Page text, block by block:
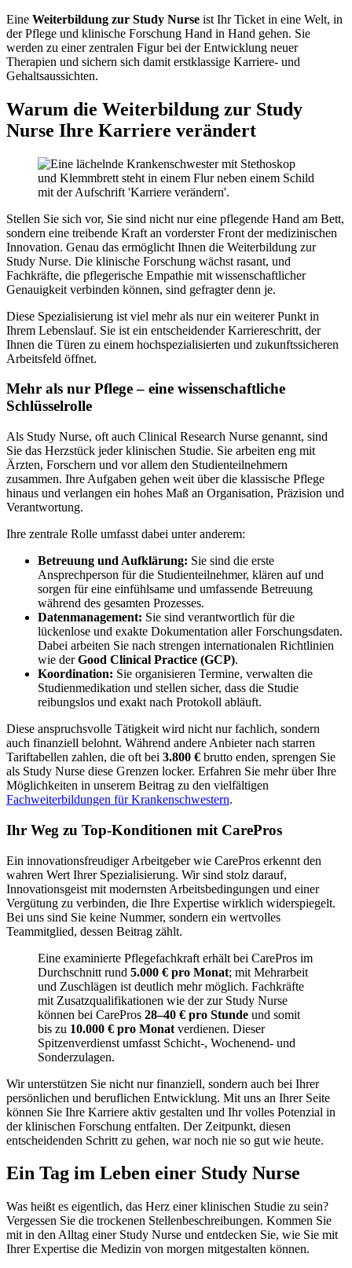
Eine Weiterbildung zur Study Nurse ist Ihr Ticket in eine Welt, in
der Pflege und klinische Forschung Hand in Hand gehen. Sie
werden zu einer zentralen Figur bei der Entwicklung neuer
Therapien und sichern sich damit erstklassige Karriere- und
Gehaltsaussichten.
Warum die Weiterbildung zur Study
Nurse Ihre Karriere verändert
Stellen Sie sich vor, Sie sind nicht nur eine pflegende Hand am Bett,
sondern eine treibende Kraft an vorderster Front der medizinischen
Innovation. Genau das ermöglicht Ihnen die Weiterbildung zur
Study Nurse. Die klinische Forschung wächst rasant, und
Fachkräfte, die pflegerische Empathie mit wissenschaftlicher
Genauigkeit verbinden können, sind gefragter denn je.
Diese Spezialisierung ist viel mehr als nur ein weiterer Punkt in
Ihrem Lebenslauf. Sie ist ein entscheidender Karriereschritt, der
Ihnen die Türen zu einem hochspezialisierten und zukunftssicheren
Arbeitsfeld öffnet.
Mehr als nur Pflege – eine wissenschaftliche
Schlüsselrolle
Als Study Nurse, oft auch Clinical Research Nurse genannt, sind
Sie das Herzstück jeder klinischen Studie. Sie arbeiten eng mit
Ärzten, Forschern und vor allem den Studienteilnehmern
zusammen. Ihre Aufgaben gehen weit über die klassische Pflege
hinaus und verlangen ein hohes Maß an Organisation, Präzision und
Verantwortung.
Ihre zentrale Rolle umfasst dabei unter anderem:
Betreuung und Aufklärung: Sie sind die erste
Ansprechperson für die Studienteilnehmer, klären auf und
sorgen für eine einfühlsame und umfassende Betreuung
während des gesamten Prozesses.
Datenmanagement: Sie sind verantwortlich für die
lückenlose und exakte Dokumentation aller Forschungsdaten.
Dabei arbeiten Sie nach strengen internationalen Richtlinien
wie derGood Clinical Practice (GCP).
Koordination: Sie organisieren Termine, verwalten die
Studienmedikation und stellen sicher, dass die Studie
reibungslos und exakt nach Protokoll abläuft.
Diese anspruchsvolle Tätigkeit wird nicht nur fachlich, sondern
auch finanziell belohnt. Während andere Anbieter nach starren
Tariftabellen zahlen, die oft bei 3.800 € brutto enden, sprengen Sie
als Study Nurse diese Grenzen locker. Erfahren Sie mehr über Ihre
Möglichkeiten in unserem Beitrag zu den vielfältigen
Fachweiterbildungen für Krankenschwestern.
Ihr Weg zu Top-Konditionen mit CarePros
Ein innovationsfreudiger Arbeitgeber wie CarePros erkennt den
wahren Wert Ihrer Spezialisierung. Wir sind stolz darauf,
Innovationsgeist mit modernsten Arbeitsbedingungen und einer
Vergütung zu verbinden, die Ihre Expertise wirklich widerspiegelt.
Bei uns sind Sie keine Nummer, sondern ein wertvolles
Teammitglied, dessen Beitrag zählt.
Eine examinierte Pflegefachkraft erhält bei CarePros im
Durchschnitt rund 5.000 € pro Monat; mit Mehrarbeit
und Zuschlägen ist deutlich mehr möglich. Fachkräfte
mit Zusatzqualifikationen wie der zur Study Nurse
können bei CarePros 28–40 € pro Stunde und somit
bis zu 10.000 € pro Monat verdienen. Dieser
Spitzenverdienst umfasst Schicht-, Wochenend- und
Sonderzulagen.
Wir unterstützen Sie nicht nur finanziell, sondern auch bei Ihrer
persönlichen und beruflichen Entwicklung. Mit uns an Ihrer Seite
können Sie Ihre Karriere aktiv gestalten und Ihr volles Potenzial in
der klinischen Forschung entfalten. Der Zeitpunkt, diesen
entscheidenden Schritt zu gehen, war noch nie so gut wie heute.
Ein Tag im Leben einer Study Nurse
Was heißt es eigentlich, das Herz einer klinischen Studie zu sein?
Vergessen Sie die trockenen Stellenbeschreibungen. Kommen Sie
mit in den Alltag einer Study Nurse und entdecken Sie, wie Sie mit
Ihrer Expertise die Medizin von morgen mitgestalten können.